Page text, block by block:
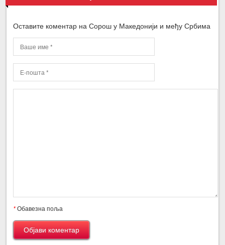
Оставите коментар на Сорош у Македонији и међу Србима
*Обавезна поља